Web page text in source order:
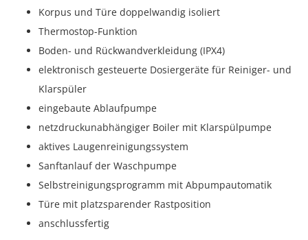
Korpus und Türe doppelwandig isoliert
Thermostop-Funktion
Boden- und Rückwandverkleidung (IPX4)
elektronisch gesteuerte Dosiergeräte für Reiniger- und
Klarspüler
eingebaute Ablaufpumpe
netzdruckunabhängiger Boiler mit Klarspülpumpe
aktives Laugenreinigungssystem
Sanftanlauf der Waschpumpe
Selbstreinigungsprogramm mit Abpumpautomatik
Türe mit platzsparender Rastposition
anschlussfertig